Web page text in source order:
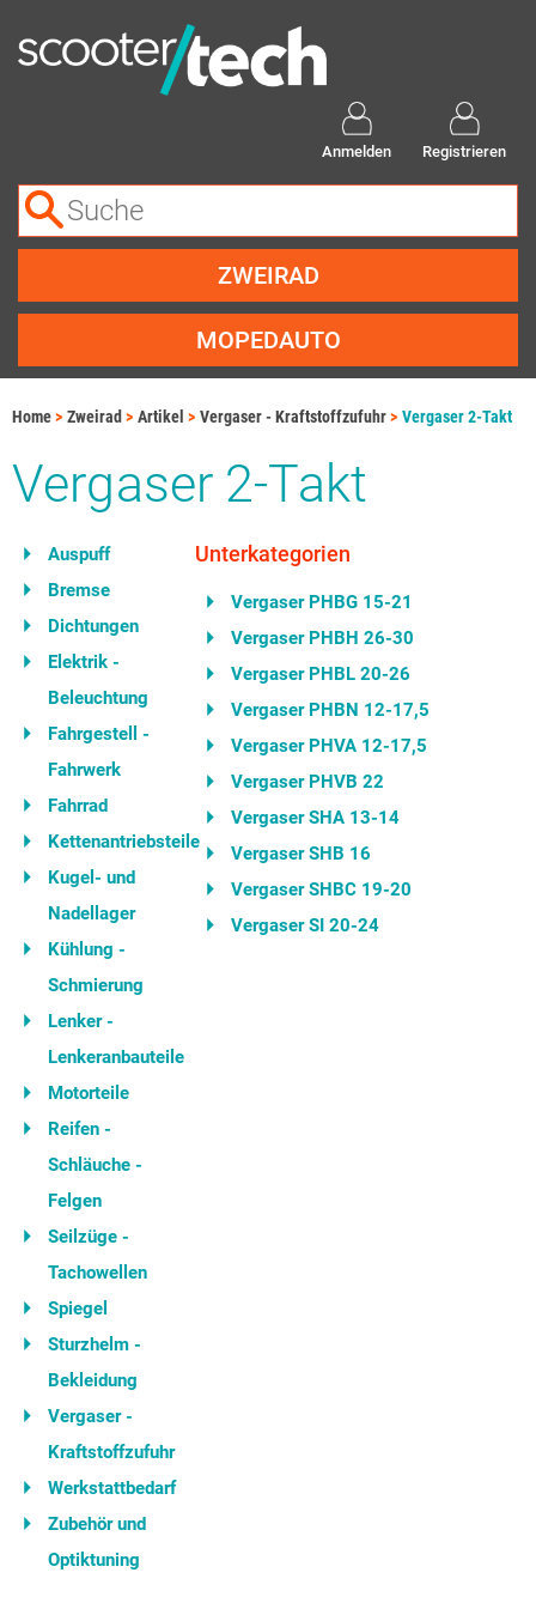
Anmelden Registrieren
ZWEIRAD
MOPEDAUTO
Home Zweirad Artikel Vergaser - Kraftstoffzufuhr Vergaser 2-Takt
Vergaser 2-Takt
Auspuff
Bremse
Dichtungen
Elektrik -
Beleuchtung
Fahrgestell -
Fahrwerk
Fahrrad
Kettenantriebsteile
Kugel- und
Nadellager
Kühlung -
Schmierung
Lenker -
Lenkeranbauteile
Motorteile
Reifen -
Schläuche -
Felgen
Seilzüge -
Tachowellen
Spiegel
Sturzhelm -
Bekleidung
Vergaser -
Kraftstoffzufuhr
Werkstattbedarf
Zubehör und
Optiktuning
Unterkategorien
Vergaser PHBG 15-21
Vergaser PHBH 26-30
Vergaser PHBL 20-26
Vergaser PHBN 12-17,5
Vergaser PHVA 12-17,5
Vergaser PHVB 22
Vergaser SHA 13-14
Vergaser SHB 16
Vergaser SHBC 19-20
Vergaser SI 20-24